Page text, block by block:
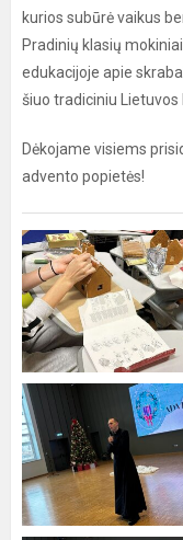
kurios subūrė vaikus
Pradinių klasių
edukacijoje apie
šiuo tradiciniu
Dėkojame visiems
advento popietės!